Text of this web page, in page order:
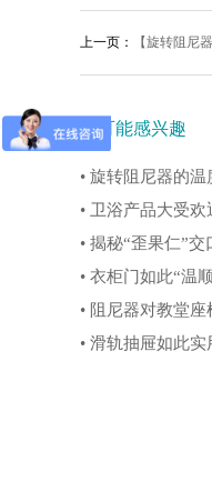
上一页： 【旋转阻尼
您可能感兴趣
• 旋转阻尼器的温
• 卫浴产品大受
• 揭秘“歪果仁”
• 衣柜门如此“温
• 阻尼器对教堂
• 滑轨抽屉如此